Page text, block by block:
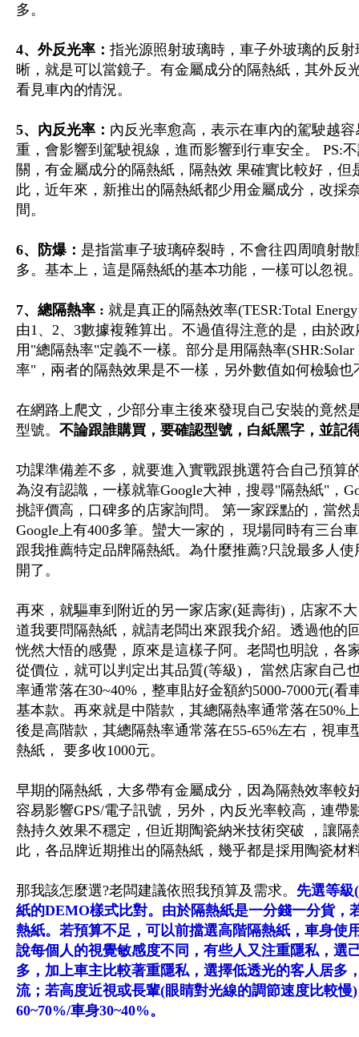
多。
4、外反光率： 指光源照射玻璃時，車子外玻璃的反
晰，就是可以當鏡子。有金屬成分的隔熱紙，其外反
看見車內的情況。
5、內反光率： 內反光率愈高，表示在車內的駕駛越
重，會影響到駕駛視線，進而影響到行車安全。 PS:
關，有金屬成分的隔熱紙，隔熱效 果確實比較好，但
此，近年來，新推出的隔熱紙都少用金屬成分，改採
間。
6、防爆： 是指當車子玻璃碎裂時，不會往四周噴射
多。基本上，這是隔熱紙的基本功能，一樣可以忽視
7、總隔熱率 : 就是真正的隔熱效率(TESR:Total
由1、2、3數據複雜算出。不過值得注意的是，由於
用"總隔熱率"定義不一樣。部分是用隔熱率
率"，兩者的隔熱效果是不一樣，另外數值如何檢驗也
在網路上爬文，少部分車主後來發現自己安裝的竟然
型號。 不論跟誰購買，要確認型號，白紙黑字，並記
功課準備差不多，就要進入實戰跟挑選符合自己預算
為沒有認識，一樣就靠Google大神，搜尋"隔熱紙"，
挑評價高，口碑多的店家詢問。 第一家踩點的，當
Google上有400多筆。蠻大一家的， 現場同時有三台
跟我推薦特定品牌隔熱紙。為什麼推薦?只說最多人
開了。
再來，就驅車到附近的另一家店家(延壽街)，店家不
道我要問隔熱紙，就請老闆出來跟我介紹。透過他的
恍然大悟的感覺，原來是這樣子阿。老闆也明說，各
從價位，就可以判定出其品質(等級)， 當然店家自己
率通常落在30~40%，整車貼好金額約5000-7000元(
基本款。再來就是中階款，其總隔熱率通常落在50%
後是高階款，其總隔熱率通常落在55-65%左右，視車
熱紙， 要多收1000元。
早期的隔熱紙，大多帶有金屬成分，因為隔熱效率較
容易影響GPS/電子訊號，另外，內反光率較高，連
熱持久效果不穩定，但近期陶瓷納米技術突破 ，讓隔
此，各品牌近期推出的隔熱紙，幾乎都是採用陶瓷材
那我該怎麼選?老闆建議依照我預算及需求。 先選等級
紙的DEMO樣式比對。由於隔熱紙是一分錢一分貨，
熱紙。若預算不足，可以前擋選高階隔熱紙，車身使
說每個人的視覺敏感度不同，有些人又注重隱私，選
多，加上車主比較著重隱私，選擇低透光的客人居多
流；若高度近視或長輩(眼睛對光線的調節速度比較
60~70%/車身30~40%。